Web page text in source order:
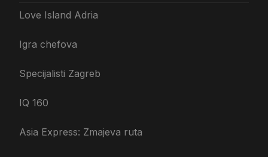
Love Island Adria
Igra chefova
Specijalisti Zagreb
IQ 160
Asia Express: Zmajeva ruta